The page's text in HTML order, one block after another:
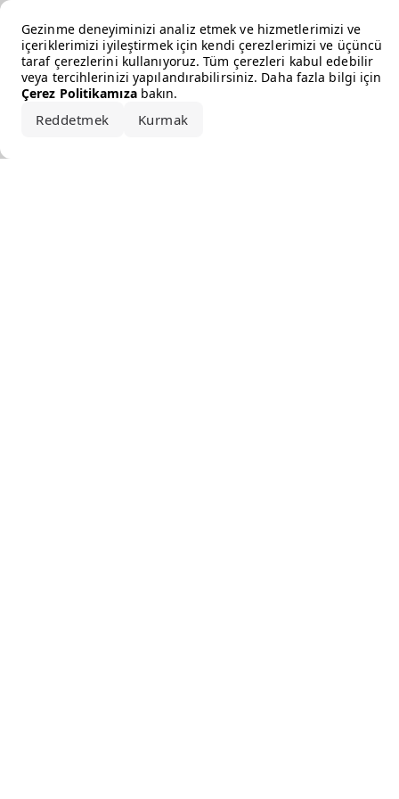
Gezinme deneyiminizi analiz etmek ve hizmetlerimizi ve
içeriklerimizi iyileştirmek için kendi çerezlerimizi ve üçüncü
taraf çerezlerini kullanıyoruz. Tüm çerezleri kabul edebilir
veya tercihlerinizi yapılandırabilirsiniz. Daha fazla bilgi için
Çerez Politikamızabakın.
Reddetmek Kurmak
Error loading the brand